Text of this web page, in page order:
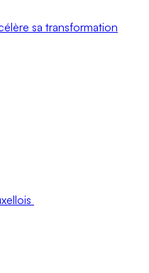
sa transformation